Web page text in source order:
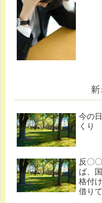
今の
くり
反〇
ば、
格付
借り